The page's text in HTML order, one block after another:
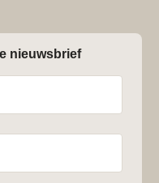
nieuwsbrief